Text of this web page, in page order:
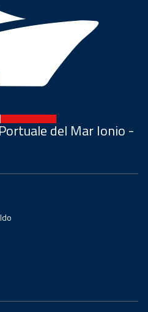
del Mar Ionio -